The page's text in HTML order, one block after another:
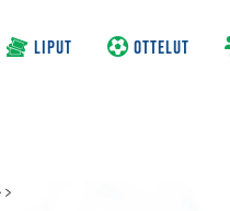
LIPUT OTTELUT